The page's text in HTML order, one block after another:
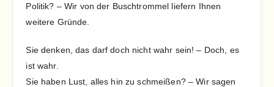
Politik? – Wir von der Buschtrommel liefern Ihnen
weitere Gründe.
Sie denken, das darf doch nicht wahr sein! – Doch, es
ist wahr.
Sie haben Lust, alles hin zu schmeißen? – Wir sagen